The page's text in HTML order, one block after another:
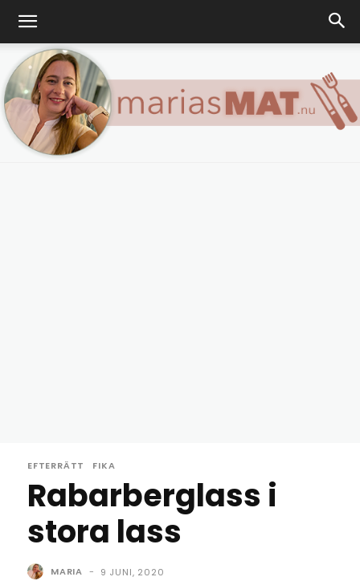
EFTERRÄTT FIKA
Rabarberglass i
stora lass
MARIA - 9 JUNI, 2020